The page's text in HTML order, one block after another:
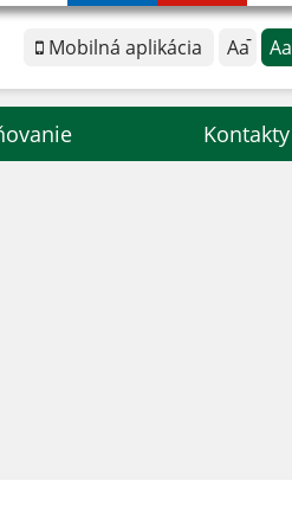
Mobilná aplikácia Aa Aa
Kontakty